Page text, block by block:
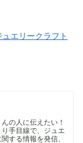
ュエリークラフト
の人に伝えたい！
り手目線で、ジュエ
する情報を発信、